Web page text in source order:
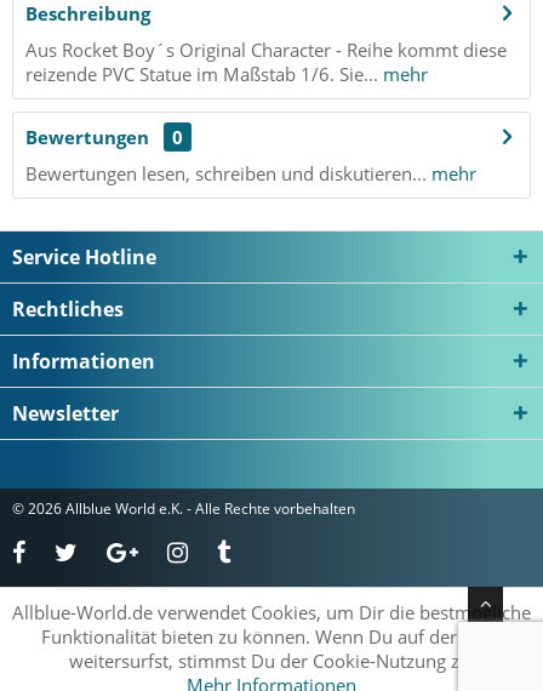
Beschreibung
Aus Rocket Boy´s Original Character - Reihe kommt diese
reizende PVC Statue im Maßstab 1/6. Sie... mehr
Bewertungen
0
Bewertungen lesen, schreiben und diskutieren... mehr
Service Hotline
Rechtliches
Informationen
Newsletter
© 2026 Allblue World e.K. - Alle Rechte vorbehalten
Allblue-World.de verwendet Cookies, um Dir die bestmögliche
Funktionalität bieten zu können. Wenn Du auf der Seite
weitersurfst, stimmst Du der Cookie-Nutzung zu.
Mehr Informationen